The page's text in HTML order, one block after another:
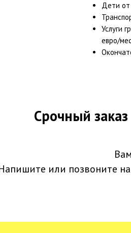
Дети от
Услуги
евро/
Срочный
или позвоните